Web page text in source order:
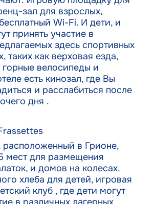
зал для взрослых,
Wi-Fi. И дети, и
принять участие в
здесь спортивных
таких как верховая езда,
велосипеды и
есть кинозал, где Вы
и расслабиться после
дня .
расположенный в Грионе,
мест для размещения
и домов на колесах.
хлеба для детей, игровая
клуб , где дети могут